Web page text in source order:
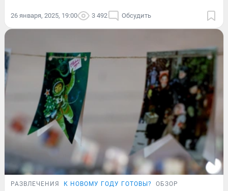
26 января, 2025, 19:00 3 492 Обсудить
РАЗВЛЕЧЕНИЯ К НОВОМУ ГОДУ ГОТОВЫ? ОБЗОР